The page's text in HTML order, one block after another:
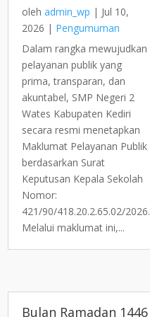
olehadmin_wp | Jul 10,
2026 | Pengumuman
Dalam rangka mewujudkan
pelayanan publik yang
prima, transparan, dan
akuntabel, SMP Negeri 2
Wates Kabupaten Kediri
secara resmi menetapkan
Maklumat Pelayanan Publik
berdasarkan Surat
Keputusan Kepala Sekolah
Nomor:
421/90/418.20.2.65.02/2026.
Melalui maklumat ini,...
Bulan Ramadan 1446